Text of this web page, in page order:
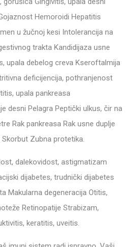
Hemoroidi Hepatitis
u žučnoj kesi Intolerancija na
trakta Kandidijaza usne
upala debelog creva Kseroftalmija
deficijencija, pothranjenost
upala pankreasa
desni Pelagra Peptički ulkus, čir na
Rak pankreasa Rak usne duplje
Zubna protetika.
dalekovidost, astigmatizam
dijabetes, trudnički dijabetes
Makularna degeneracija Otitis,
Retinopatije Strabizam,
keratitis, uveitis.